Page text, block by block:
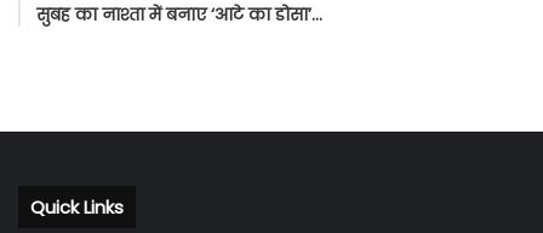
सुबह का नाश्ता में बनाए ‘आटे का डोसा’…
Quick Links